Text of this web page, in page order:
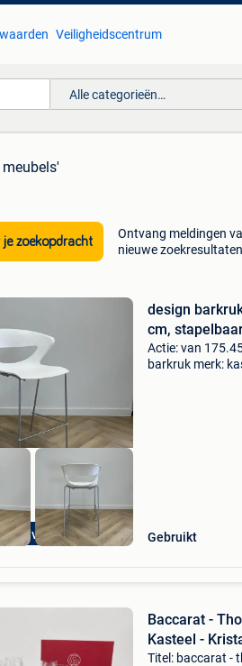
Veiligheidscentrum
Alle categorieën…
je zoekopdracht
Ontvang meldingen
nieuwe zoekresultaten
op voorraad
design
cm,
Actie: van
barkruk merk:
Gebruikt
Baccarat -
Kasteel -
Titel: baccarat -